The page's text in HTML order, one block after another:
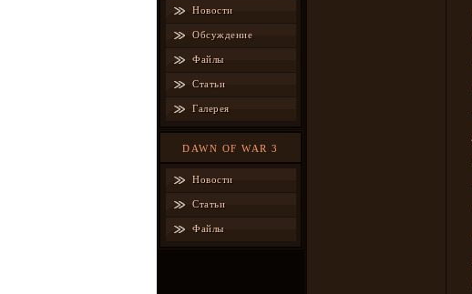
Новости
Обсуждение
Файлы
Статьи
Галерея
DAWN OF WAR 3
Новости
Статьи
Файлы